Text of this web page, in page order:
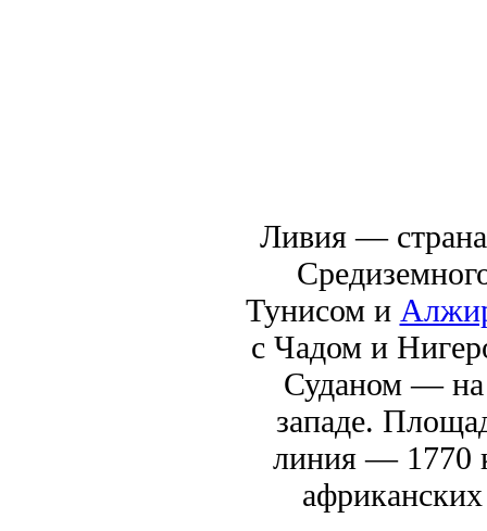
Ливия —
Тунисом и
с Чадом и
Суданом — на
западе.
линия — 1770